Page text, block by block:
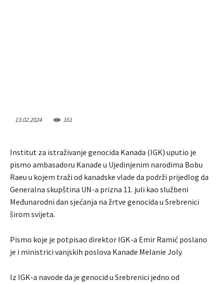
13.02.2024 161
Institut za istraživanje genocida Kanada (IGK) uputio je
pismo ambasadoru Kanade u Ujedinjenim narodima Bobu
Raeu u kojem traži od kanadske vlade da podrži prijedlog da
Generalna skupština UN-a prizna 11. juli kao službeni
Međunarodni dan sjećanja na žrtve genocida u Srebrenici
širom svijeta.
Pismo koje je potpisao direktor IGK-a Emir Ramić poslano
je i ministrici vanjskih poslova Kanade Melanie Joly.
Iz IGK-a navode da je genocid u Srebrenici jedno od